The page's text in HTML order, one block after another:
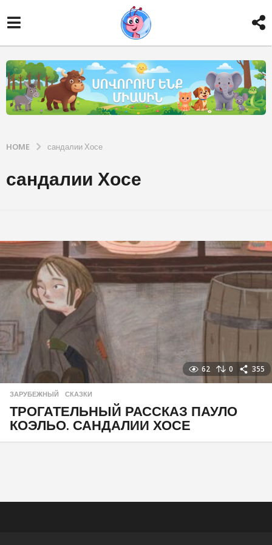
HOME сандалии Хосе
сандалии Хосе
62 0 355
ЗАРУБЕЖНЫЙ ,СКАЗКИ
ТРОГАТЕЛЬНЫЙ РАССКАЗ ПАУЛО
КОЭЛЬО. САНДАЛИИ ХОСЕ